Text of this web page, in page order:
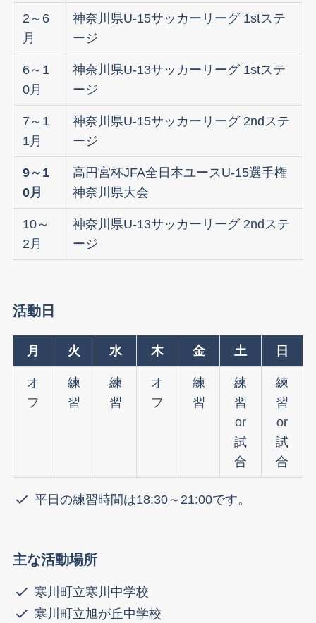
2～6
月
神奈川県U-15サッカーリーグ 1stステ
ージ
6～1
0月
神奈川県U-13サッカーリーグ 1stステ
ージ
7～1
1月
神奈川県U-15サッカーリーグ 2ndステ
ージ
9～1
0月
高円宮杯JFA全日本ユースU-15選手権
神奈川県大会
10～
2月
神奈川県U-13サッカーリーグ 2ndステ
ージ
活動日
月 火 水 木 金 土 日
オ
フ
練
習
練
習
オ
フ
練
習
練
習
or
試
合
練
習
or
試
合
平日の練習時間は18:30～21:00です。
主な活動場所
寒川町立寒川中学校
寒川町立旭が丘中学校